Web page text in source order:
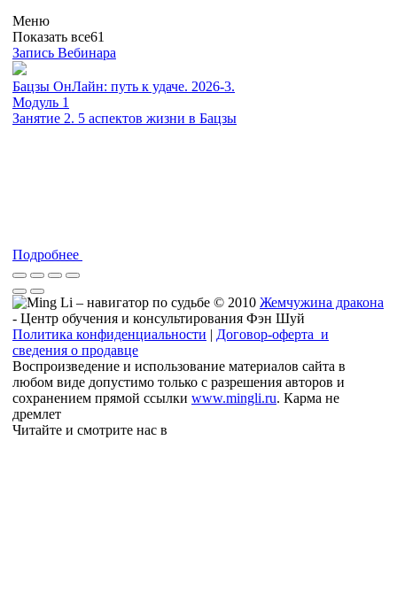
Меню
Показать все61
Запись Вебинара
Бацзы ОнЛайн: путь к удаче. 2026-3.
Модуль 1
Занятие 2. 5 аспектов жизни в Бацзы
Подробнее
© 2010 Жемчужина дракона
- Центр обучения и консультирования Фэн Шуй
Политика конфиденциальности | Договор-оферта и
сведения о продавце
Воспроизведение и использование материалов сайта в
любом виде допустимо только с разрешения авторов и
сохранением прямой ссылки www.mingli.ru. Карма не
дремлет
Читайте и смотрите нас в